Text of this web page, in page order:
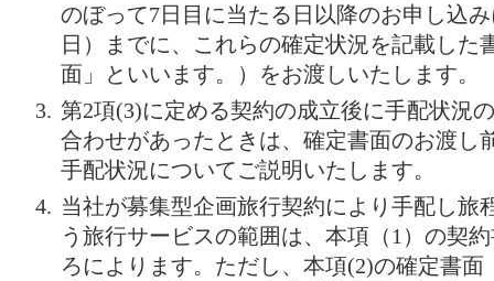
のぼって7日目に当たる日以降のお申し込
日）までに、これらの確定状況を記載した
面」といいます。）をお渡しいたします。
第2項(3)に定める契約の成立後に手配状況
合わせがあったときは、確定書面のお渡し
手配状況についてご説明いたします。
当社が募集型企画旅行契約により手配し旅
う旅行サービスの範囲は、本項（1）の契
ろによります。ただし、本項(2)の確定書